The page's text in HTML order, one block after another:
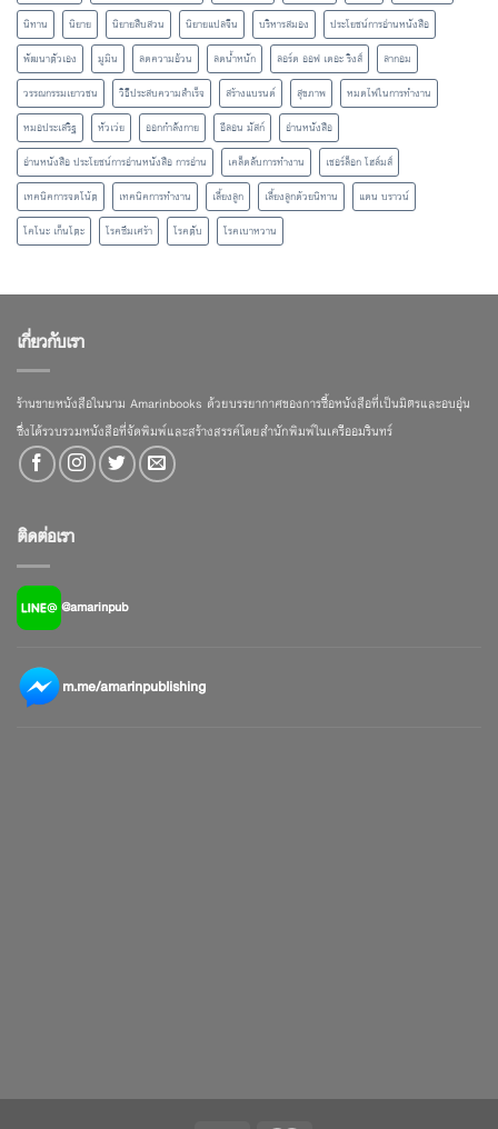
นิทาน
นิยาย นิยายสืบสวน นิยายแปลจีน บริหารสมอง
ประโยชน์การอ่านหนังสือ
พัฒนาตัวเอง
มูมิน ลดความอ้วน ลดน้ำหนัก ลอร์ด ออฟ เดอะ ริงส์
ลากอม
วรรณกรรมเยาวชน
วิธีประสบความสำเร็จ สร้างแบรนด์ สุขภาพ
หมดไฟในการทำงาน
หมอประเสริฐ
หัวเว่ย ออกกำลังกาย อีลอน มัสก์
อ่านหนังสือ
อ่านหนังสือ ประโยชน์การอ่านหนังสือ การอ่าน
เคล็ดลับการทำงาน
เชอร์ล็อก โฮล์มส์
เทคนิคการจดโน้ต
เทคนิคการทำงาน เลี้ยงลูก เลี้ยงลูกด้วยนิทาน
แดน บราวน์
โคโนะ เก็นโตะ
โรคซึมเศร้า โรคตับ โรคเบาหวาน
เกี่ยวกับเรา
ร้านขายหนังสือในนาม Amarinbooks ด้วยบรรยากาศของการซื้อหนังสือที่เป็นมิตรและอบอุ่น
ซึ่งได้รวบรวมหนังสือที่จัดพิมพ์และสร้างสรรค์โดยสำนักพิมพ์ในเครืออมรินทร์
ติดต่อเรา
@amarinpub
m.me/amarinpublishing